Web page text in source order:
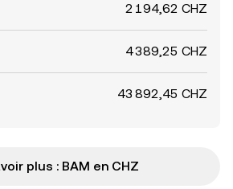
2 194,62 CHZ
4 389,25 CHZ
43 892,45 CHZ
plus : BAM en CHZ